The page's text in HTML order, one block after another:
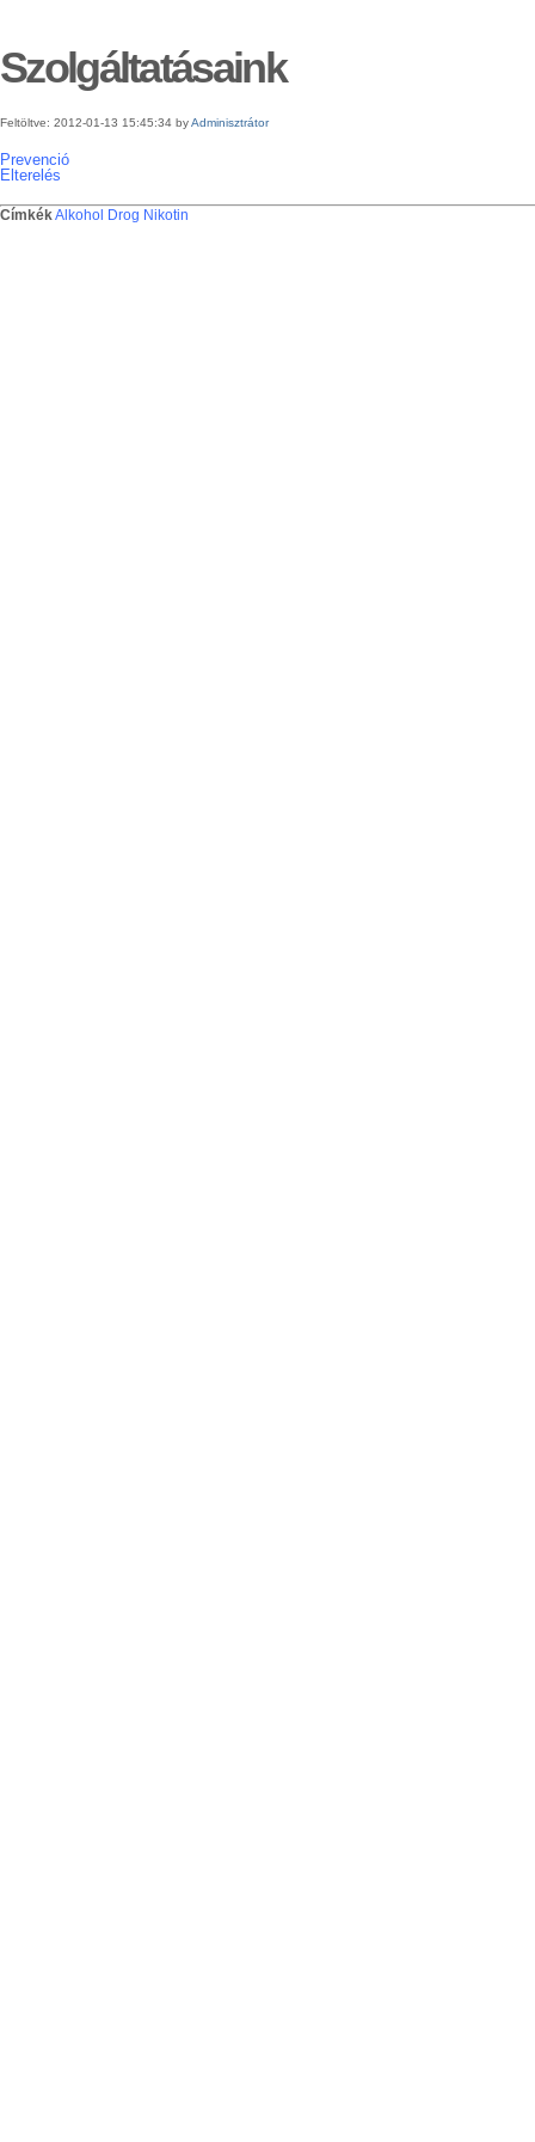
Szolgáltatásaink
Feltöltve: 2012-01-13 15:45:34 byAdminisztrátor
Prevenció
Elterelés
CímkékAlkohol Drog Nikotin